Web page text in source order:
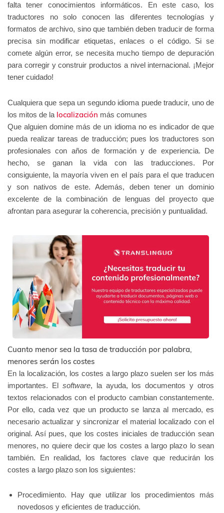
falta tener conocimientos informáticos. En este caso, los
traductores no solo conocen las diferentes tecnologías y
formatos de archivo, sino que también deben traducir de forma
precisa sin modificar etiquetas, enlaces o el código. Si se
comete algún error, se necesita mucho tiempo de depuración
para corregir y construir productos a nivel internacional. ¡Mejor
tener cuidado!
Cualquiera que sepa un segundo idioma puede traducir, uno de
los mitos de la localización más comunes
Que alguien domine más de un idioma no es indicador de que
pueda realizar tareas de traducción; pues los traductores son
profesionales con años de formación y de experiencia. De
hecho, se ganan la vida con las traducciones. Por
consiguiente, la mayoría viven en el país para el que traducen
y son nativos de este. Además, deben tener un dominio
excelente de la combinación de lenguas del proyecto que
afrontan para asegurar la coherencia, precisión y puntualidad.
Cuanto menor sea la tasa de traducción por palabra,
menores serán los costes
En la localización, los costes a largo plazo suelen ser los más
importantes. El software, la ayuda, los documentos y otros
textos relacionados con el producto cambian constantemente.
Por ello, cada vez que un producto se lanza al mercado, es
necesario actualizar y sincronizar el material localizado con el
original. Así pues, que los costes iniciales de traducción sean
menores, no quiere decir que los costes a largo plazo lo sean
también. En realidad, los factores clave que reducirán los
costes a largo plazo son los siguientes:
Procedimiento. Hay que utilizar los procedimientos más
novedosos y eficientes de traducción.